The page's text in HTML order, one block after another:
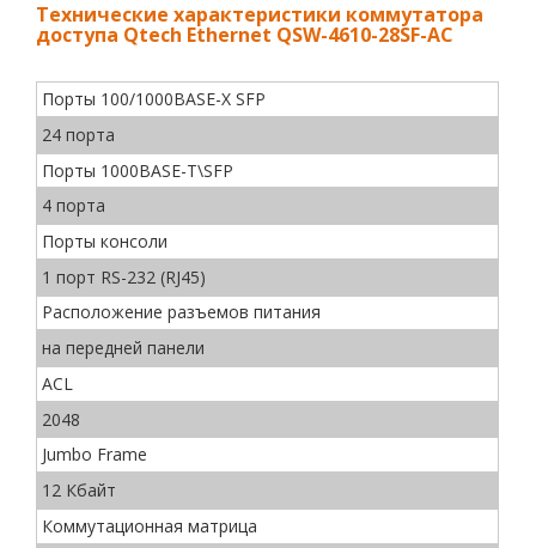
Технические характеристики коммутатора
доступа Qtech Ethernet QSW-4610-28SF-AC
Порты 100/1000BASE-X SFP
24 порта
Порты 1000BASE-T\SFP
4 порта
Порты консоли
1 порт RS-232 (RJ45)
Расположение разъемов питания
на передней панели
ACL
2048
Jumbo Frame
12 Кбайт
Коммутационная матрица